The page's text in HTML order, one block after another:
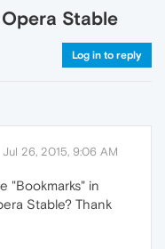
Stable
Log in to reply
Jul 26, 2015, 9:06 AM
"Bookmarks" in
Stable? Thank